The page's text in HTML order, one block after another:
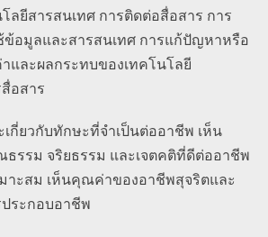
ลยีสารสนเทศ การติดต่อสื่อสาร การ
อมูลและสารสนเทศ การแก้ปัญหาหรือ
และผลกระทบของเทคโนโลยี
อสาร
เกี่ยวกับทักษะที่จำเป็นต่ออาชีพ เห็น
รรม จริยธรรม และเจตคติที่ดีต่ออาชีพ
าะสม เห็นคุณค่าของอาชีพสุจริตและ
ระกอบอาชีพ